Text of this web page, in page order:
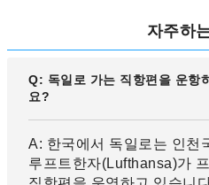
자주하
Q: 독일로 가는 직항편을 운항
요?
A: 한국에서 독일로는 인천
루프트한자(Lufthansa)가